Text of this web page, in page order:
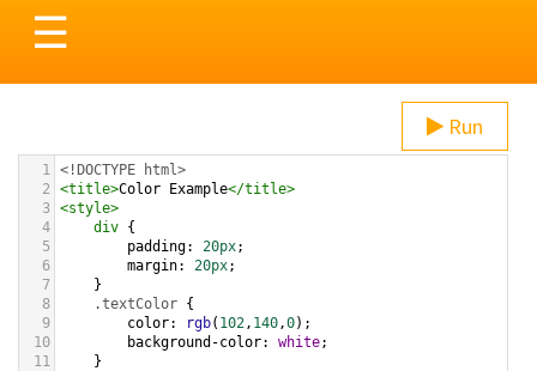
Toggle
navigation
☰
Run
1 <!DOCTYPE html>
2
<title>Color Example</title>
3 <style>
4
div {
5
padding: 20px;
6
margin: 20px;
7
}
8
.textColor {
9
color: rgb( 102, 140,0);
10
background-color: white;
11
}